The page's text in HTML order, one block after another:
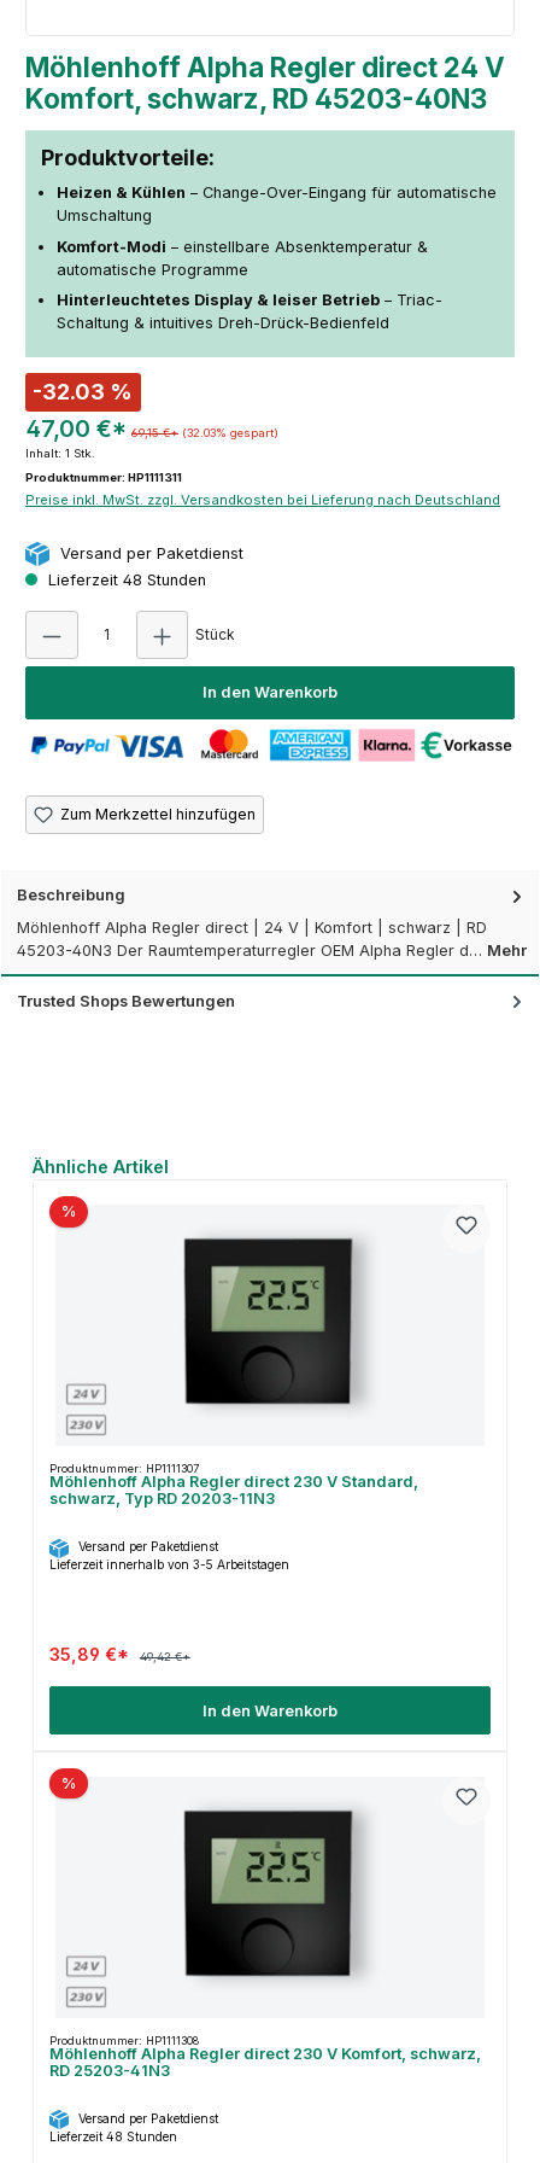
Möhlenhoff Alpha Regler direct 24 V
Komfort, schwarz, RD 45203-40N3
Produktvorteile:
Heizen & Kühlen – Change-Over-Eingang für automatische
Umschaltung
Komfort-Modi – einstellbare Absenktemperatur &
automatische Programme
Hinterleuchtetes Display & leiser Betrieb– Triac-
Schaltung & intuitives Dreh-Drück-Bedienfeld
-32.03 %
47,00 €* 69,15 €* (32.03% gespart)
Inhalt: 1 Stk.
Produktnummer: HP1111311
Preise inkl. MwSt. zzgl. Versandkosten bei Lieferung nach Deutschland
Versand per Paketdienst
Lieferzeit 48 Stunden
Stück
In den Warenkorb
Zum Merkzettel hinzufügen
Beschreibung
Möhlenhoff Alpha Regler direct | 24 V | Komfort | schwarz | RD
45203-40N3 Der Raumtemperaturregler OEM Alpha Regler d… Mehr
Trusted Shops Bewertungen
Produktgalerie überspringen
Ähnliche Artikel
%
Produktnummer: HP1111307
Möhlenhoff Alpha Regler direct 230 V Standard,
schwarz, Typ RD 20203-11N3
Versand per Paketdienst
Lieferzeit innerhalb von 3-5 Arbeitstagen
35,89 €* 49,42 €*
In den Warenkorb
%
Produktnummer: HP1111308
Möhlenhoff Alpha Regler direct 230 V Komfort, schwarz,
RD 25203-41N3
Versand per Paketdienst
Lieferzeit 48 Stunden